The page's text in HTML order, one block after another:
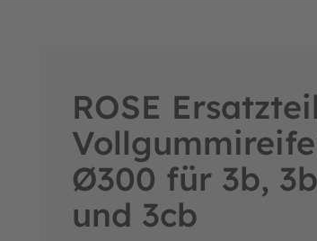
ROSE
Ø300 für 3b,
und 3cb